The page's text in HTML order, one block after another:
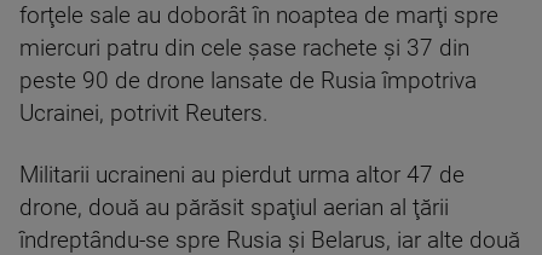
forţele sale au doborât în noaptea de marţi spre
miercuri patru din cele şase rachete şi 37 din
peste 90 de drone lansate de Rusia împotriva
Ucrainei, potrivit Reuters.
Militarii ucraineni au pierdut urma altor 47 de
drone, două au părăsit spaţiul aerian al ţării
îndreptându-se spre Rusia şi Belarus, iar alte două